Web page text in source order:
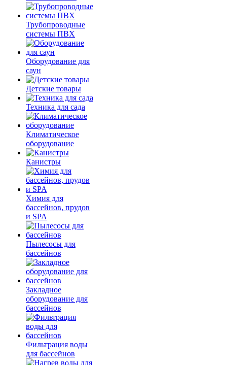
Трубопроводные
системы ПВХ
Оборудование для
саун
Детские товары
Техника для сада
Климатическое
оборудование
Канистры
Химия для
бассейнов, прудов
и SPA
Пылесосы для
бассейнов
Закладное
оборудование для
бассейнов
Фильтрация воды
для бассейнов